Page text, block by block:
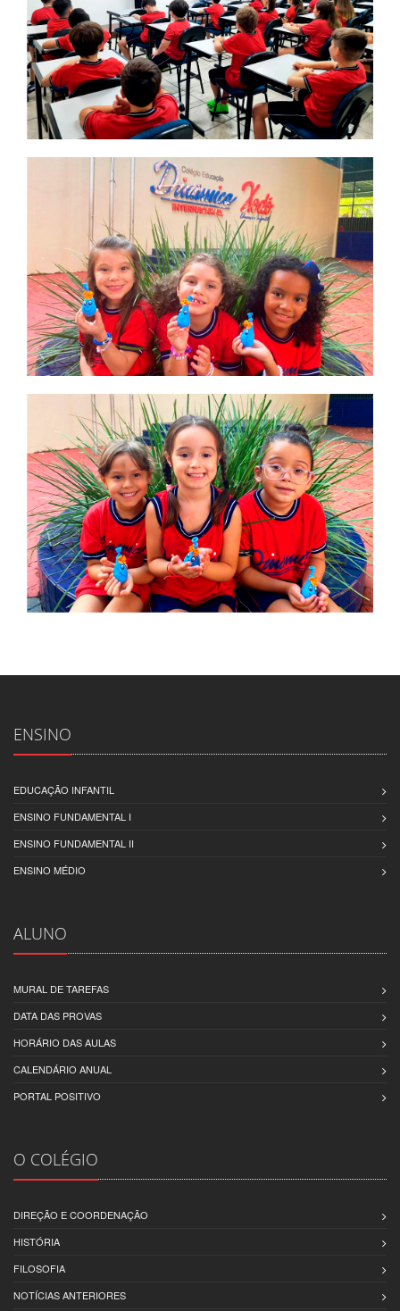
ENSINO
EDUCAÇÃO INFANTIL
ENSINO FUNDAMENTAL I
ENSINO FUNDAMENTAL II
ENSINO MÉDIO
ALUNO
MURAL DE TAREFAS
DATA DAS PROVAS
HORÁRIO DAS AULAS
CALENDÁRIO ANUAL
PORTAL POSITIVO
O COLÉGIO
DIREÇÃO E COORDENAÇÃO
HISTÓRIA
FILOSOFIA
NOTÍCIAS ANTERIORES